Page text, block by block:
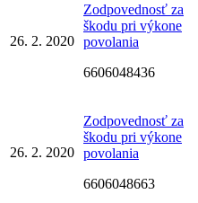
26. 2. 2020
Zodpovednosť za
škodu pri výkone
povolania
6606048436
26. 2. 2020
Zodpovednosť za
škodu pri výkone
povolania
6606048663